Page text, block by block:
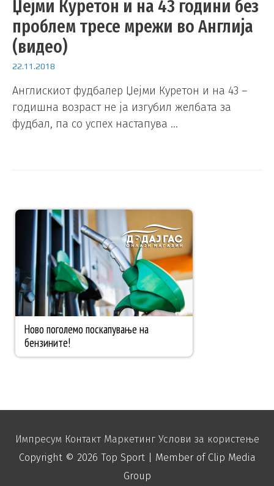
Џејми Куретон и на 43 години без
проблем тресе мрежи во Англија
(видео)
22.11.2018
Англискиот фудбалер Џејми Куретон и на 43 –
годишна возраст не ја изгубил желбата за
фудбал, па со успех настапува …
Импресум Контакт Маркетинг Услови за користење
Copyright © 2026 Top Sport| Member of Clip Media
Group